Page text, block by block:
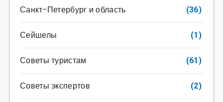
Санкт-Петербург и область (36)
Сейшелы (1)
Советы туристам (61)
Советы экспертов (2)